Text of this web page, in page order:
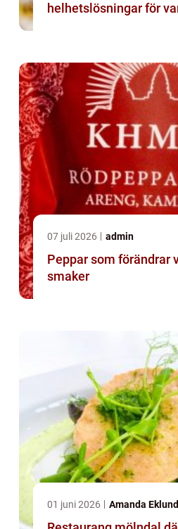
helhetslösningar för
07 juli 2026 admin
Peppar som förändrar
smaker
01 juni 2026 Amanda Eklund